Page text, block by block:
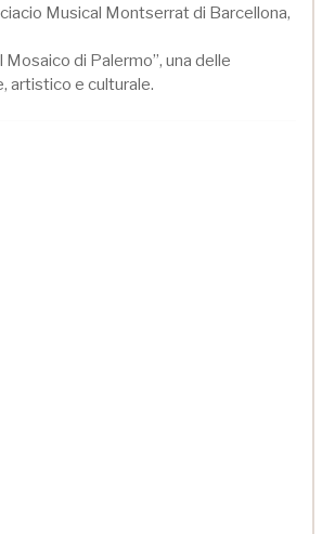
Musical Montserrat di Barcellona,
di Palermo”, una delle
artistico e culturale.